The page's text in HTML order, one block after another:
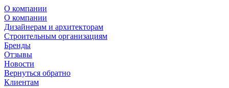
О компании
О компании
Дизайнерам и архитекторам
Строительным организациям
Бренды
Отзывы
Новости
Вернуться обратно
Клиентам